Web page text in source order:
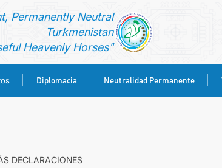
Permanently Neutral
Turkmenistan
Heavenly Horses"
Diplomacia Neutralidad Permanente
DECLARACIONES